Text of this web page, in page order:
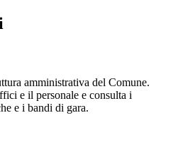
amministrativa del Comune.
e il personale e consulta i
e i bandi di gara.